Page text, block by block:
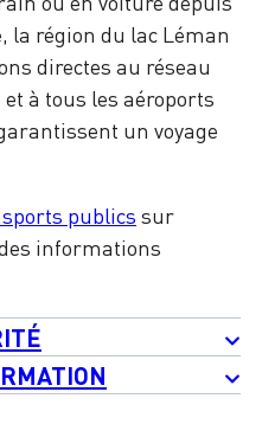
la région du lac Léman
directes au réseau
à tous les aéroports
un voyage
publics sur
informations